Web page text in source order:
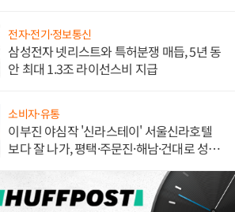
전자·전기·정보통신
삼성전자 넷리스트와 특허분쟁 매듭, 5년 동
안 최대 1.3조 라이선스비 지급
소비자·유통
이부진 야심작 '신라스테이' 서울신라호텔
보다 잘 나가, 평택·주문진·해남·건대로 성